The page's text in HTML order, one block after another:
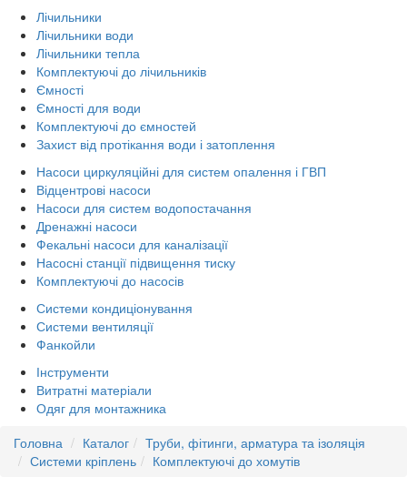
Лічильники
Лічильники води
Лічильники тепла
Комплектуючі до лічильників
Ємності
Ємності для води
Комплектуючі до ємностей
Захист від протікання води і затоплення
Насоси циркуляційні для систем опалення і ГВП
Відцентрові насоси
Насоси для систем водопостачання
Дренажні насоси
Фекальні насоси для каналізації
Насосні станції підвищення тиску
Комплектуючі до насосів
Системи кондиціонування
Системи вентиляції
Фанкойли
Інструменти
Витратні матеріали
Одяг для монтажника
Головна
Каталог
Труби, фітинги, арматура та ізоляція
Системи кріплень
Комплектуючі до хомутів